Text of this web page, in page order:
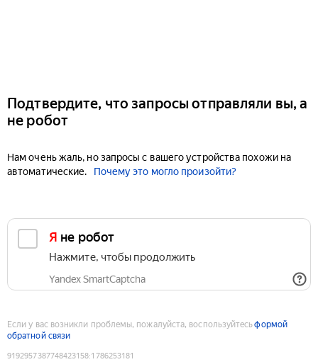
Подтвердите, что запросы отправляли вы, а
не робот
Нам очень жаль, но запросы с вашего устройства похожи на
автоматические.
Почему это могло произойти?
Я не робот
Нажмите, чтобы продолжить
Yandex SmartCaptcha
Если у вас возникли проблемы, пожалуйста, воспользуйтесьформой
обратной связи
9192957387748423158:1786253181